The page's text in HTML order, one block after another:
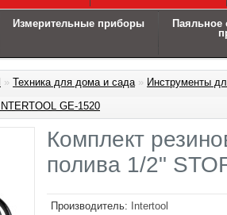
Измерительные приборы
Паяльное
» Техника для дома и сада» Инструменты
GE-1520
Комплект
полива 1/2"
Производитель:
Intertool